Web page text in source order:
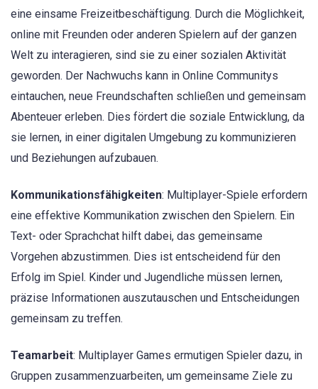
eine einsame Freizeitbeschäftigung. Durch die Möglichkeit,
online mit Freunden oder anderen Spielern auf der ganzen
Welt zu interagieren, sind sie zu einer sozialen Aktivität
geworden. Der Nachwuchs kann in Online Communitys
eintauchen, neue Freundschaften schließen und gemeinsam
Abenteuer erleben. Dies fördert die soziale Entwicklung, da
sie lernen, in einer digitalen Umgebung zu kommunizieren
und Beziehungen aufzubauen.
Kommunikationsfähigkeiten: Multiplayer-Spiele erfordern
eine effektive Kommunikation zwischen den Spielern. Ein
Text- oder Sprachchat hilft dabei, das gemeinsame
Vorgehen abzustimmen. Dies ist entscheidend für den
Erfolg im Spiel. Kinder und Jugendliche müssen lernen,
präzise Informationen auszutauschen und Entscheidungen
gemeinsam zu treffen.
Teamarbeit: Multiplayer Games ermutigen Spieler dazu, in
Gruppen zusammenzuarbeiten, um gemeinsame Ziele zu